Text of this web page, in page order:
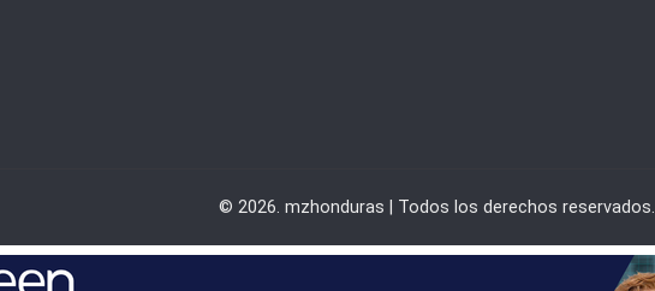
© 2026. mzhonduras | Todos los derechos reservados.